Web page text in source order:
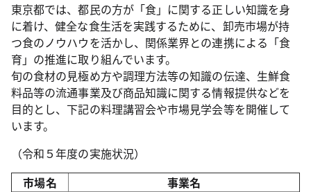
東京都では、都民の方が「食」に関する正しい知識を身
に着け、健全な食生活を実践するために、卸売市場が持
つ食のノウハウを活かし、関係業界との連携による「食
育」の推進に取り組んでいます。
旬の食材の見極め方や調理方法等の知識の伝達、生鮮食
料品等の流通事業及び商品知識に関する情報提供などを
目的とし、下記の料理講習会や市場見学会等を開催して
います。
（令和５年度の実施状況）
市場名
事業名